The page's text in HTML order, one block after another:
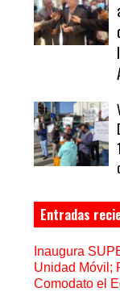
Entradas
Inaugura
Unidad Móvil;
Comodato el